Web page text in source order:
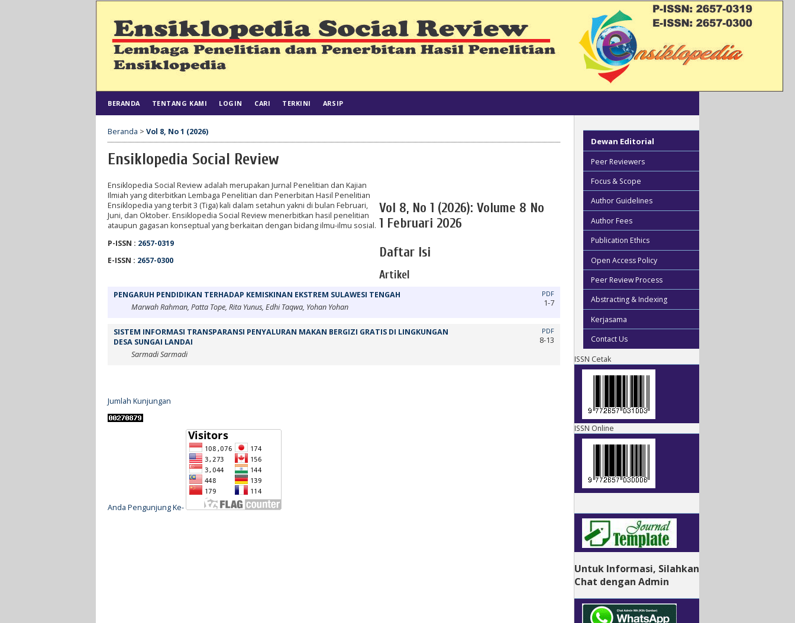
Dewan Editorial
Peer Reviewers
Focus & Scope
Author Guidelines
Author Fees
Publication Ethics
Open Access Policy
Peer Review Process
Abstracting & Indexing
Kerjasama
Contact Us
ISSN Cetak
ISSN Online
Untuk Informasi, Silahkan
Chat dengan Admin
BERANDA TENTANG KAMI LOGIN CARI TERKINI ARSIP
Beranda > Vol 8, No 1 (2026)
Ensiklopedia Social Review
Ensiklopedia Social Review adalah merupakan Jurnal Penelitian dan Kajian
Ilmiah yang diterbitkan Lembaga Penelitian dan Penerbitan Hasil Penelitian
Ensiklopedia yang terbit 3 (Tiga) kali dalam setahun yakni di bulan Februari,
Juni, dan Oktober. Ensiklopedia Social Review menerbitkan hasil penelitian
ataupun gagasan konseptual yang berkaitan dengan bidang ilmu-ilmu sosial.
P-ISSN : 2657-0319
E-ISSN : 2657-0300
Vol 8, No 1 (2026): Volume 8 No
1 Februari 2026
Daftar Isi
Artikel
PENGARUH PENDIDIKAN TERHADAP KEMISKINAN EKSTREM SULAWESI TENGAH
Marwah Rahman, Patta Tope, Rita Yunus, Edhi Taqwa, Yohan Yohan
PDF
1-7
SISTEM INFORMASI TRANSPARANSI PENYALURAN MAKAN BERGIZI GRATIS DI LINGKUNGAN
DESA SUNGAI LANDAI
Sarmadi Sarmadi
PDF
8-13
Jumlah Kunjungan
Anda Pengunjung Ke-